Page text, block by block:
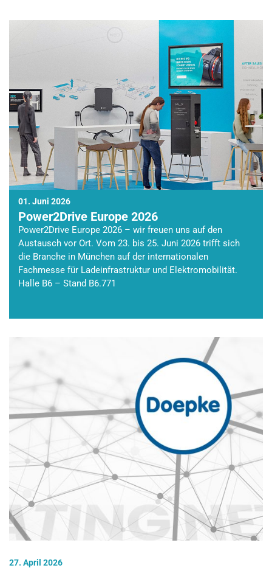
01. Juni 2026
Power2Drive Europe 2026
Power2Drive Europe 2026 – wir freuen uns auf den
Austausch vor Ort. Vom 23. bis 25. Juni 2026 trifft sich
die Branche in München auf der internationalen
Fachmesse für Ladeinfrastruktur und Elektromobilität.
Halle B6 – Stand B6.771
27. April 2026